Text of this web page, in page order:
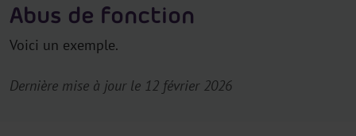
Abus de fonction
Voici un exemple.
Dernière mise à jour le 12 février 2026